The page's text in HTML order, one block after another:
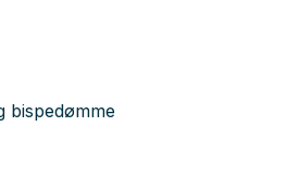
bispedømme